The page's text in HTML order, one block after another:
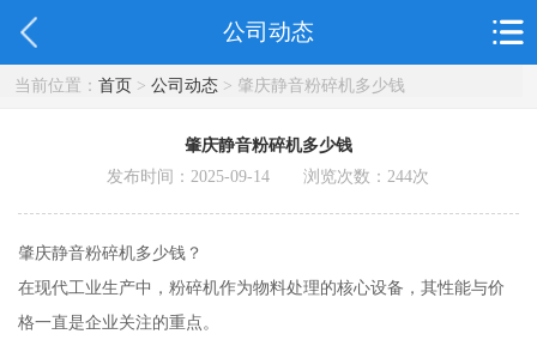
公司动态
当前位置： 首页> 公司动态> 肇庆静音粉碎机多少钱
肇庆静音粉碎机多少钱
发布时间：2025-09-14 浏览次数：244次
肇庆静音粉碎机多少钱？
在现代工业生产中，粉碎机作为物料处理的核心设备，其性能与价
格一直是企业关注的重点。